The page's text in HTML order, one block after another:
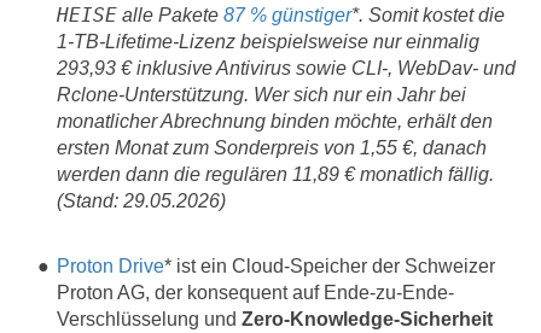
HEISE alle Pakete 87 % günstiger*. Somit kostet die
1-TB-Lifetime-Lizenz beispielsweise nur einmalig
293,93 € inklusive Antivirus sowie CLI-, WebDav- und
Rclone-Unterstützung. Wer sich nur ein Jahr bei
monatlicher Abrechnung binden möchte, erhält den
ersten Monat zum Sonderpreis von 1,55 €, danach
werden dann die regulären 11,89 € monatlich fällig.
(Stand: 29.05.2026)
Proton Drive* ist ein Cloud-Speicher der Schweizer
Proton AG, der konsequent auf Ende-zu-Ende-
Verschlüsselung und Zero-Knowledge-Sicherheit